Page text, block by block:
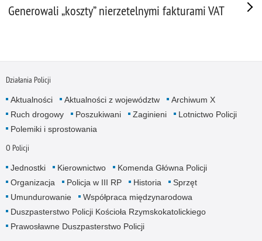
Generowali „koszty” nierzetelnymi fakturami VAT
Działania Policji
Aktualności Aktualności z województw
Archiwum X
Ruch drogowy
Poszukiwani Zaginieni
Lotnictwo Policji
Polemiki i sprostowania
O Policji
Jednostki Kierownictwo
Komenda Główna Policji
Organizacja
Policja w III RP Historia
Sprzęt
Umundurowanie
Współpraca międzynarodowa
Duszpasterstwo Policji Kościoła Rzymskokatolickiego
Prawosławne Duszpasterstwo Policji